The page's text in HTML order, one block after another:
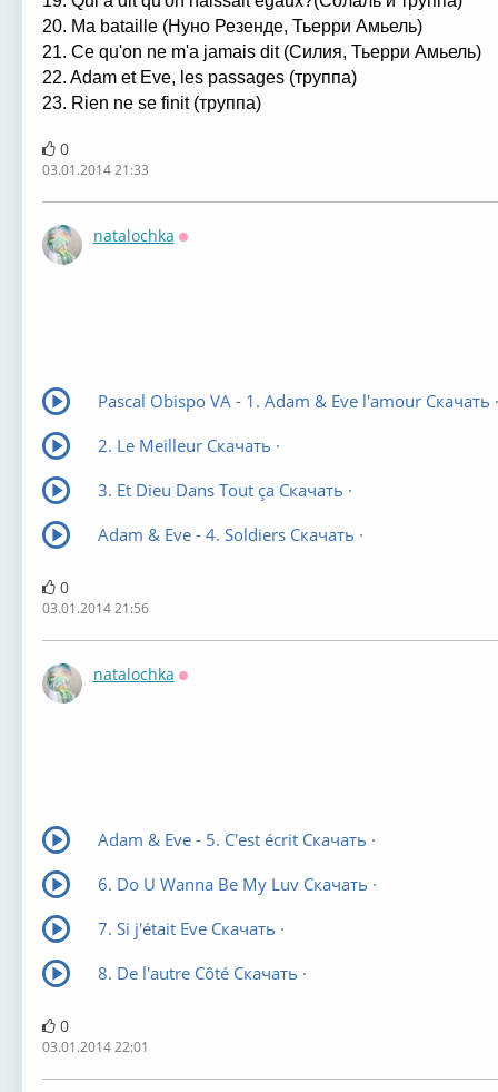
20. Ma bataille (Нуно Резенде, Тьерри Амьель)
21. Ce qu'on ne m'a jamais dit (Силия, Тьерри Амьель)
22. Adam et Eve, les passages (труппа)
23. Rien ne se finit (труппа)
0
03.01.2014 21:33
natalochka
Pascal Obispo VA - 1. Adam & Eve l'amour Скачать ·
2. Le Meilleur Скачать ·
3. Et Dieu Dans Tout ça Скачать ·
Adam & Eve - 4. Soldiers Скачать ·
0
03.01.2014 21:56
natalochka
Adam & Eve - 5. C'est écrit Скачать ·
6. Do U Wanna Be My Luv Скачать ·
7. Si j'était Eve Скачать ·
8. De l'autre Côté Скачать ·
0
03.01.2014 22:01